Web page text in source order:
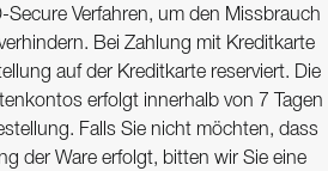
Secure Verfahren, um den Missbrauch
Bei Zahlung mit Kreditkarte
auf der Kreditkarte reserviert. Die
erfolgt innerhalb von 7 Tagen
Falls Sie nicht möchten, dass
der Ware erfolgt, bitten wir Sie eine